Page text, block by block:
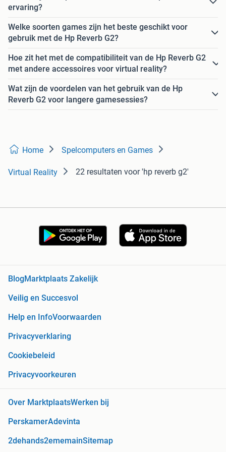
ervaring?
Welke soorten games zijn het beste geschikt voor
gebruik met de Hp Reverb G2?
Hoe zit het met de compatibiliteit van de Hp Reverb G2
met andere accessoires voor virtual reality?
Wat zijn de voordelen van het gebruik van de Hp
Reverb G2 voor langere gamesessies?
Home Spelcomputers en Games
Virtual Reality 22 resultaten voor 'hp reverb g2'
BlogMarktplaats Zakelijk
Veilig en Succesvol
Help en InfoVoorwaarden
Privacyverklaring
Cookiebeleid
Privacyvoorkeuren
Over MarktplaatsWerken bij
PerskamerAdevinta
2dehands2ememainSitemap